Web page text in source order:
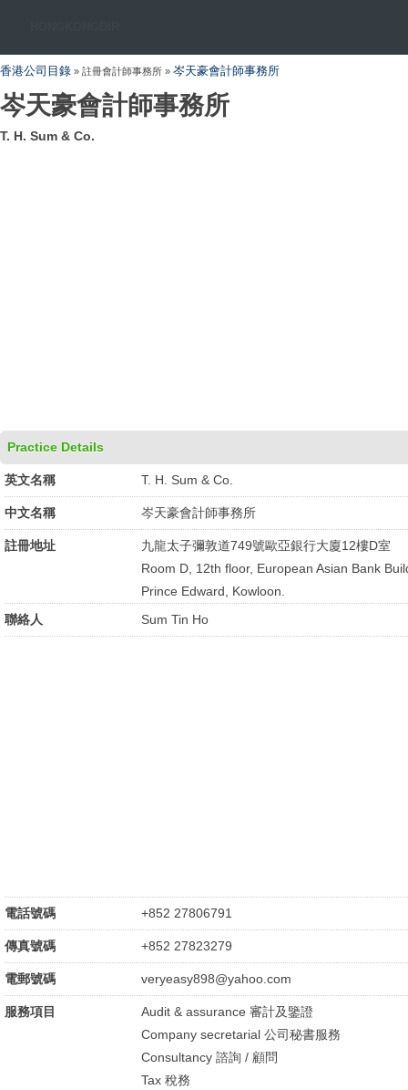
香港公司目錄 » 註冊會計師事務所 » 岑天豪會計師事務所
岑天豪會計師事務所
T. H. Sum & Co.
Practice Details
英文名稱 T. H. Sum & Co.
中文名稱 岑天豪會計師事務所
註冊地址
九龍太子彌敦道749號歐亞銀行大廈12樓D室
Room D, 12th floor, European Asian Bank
Prince Edward, Kowloon.
聯絡人
Sum Tin Ho
電話號碼 +852 27806791
傳真號碼 +852 27823279
電郵號碼 veryeasy898@yahoo.com
服務項目
Audit & assurance 審計及鑒證
Company secretarial 公司秘書服務
Consultancy 諮詢 / 顧問
Tax 稅務